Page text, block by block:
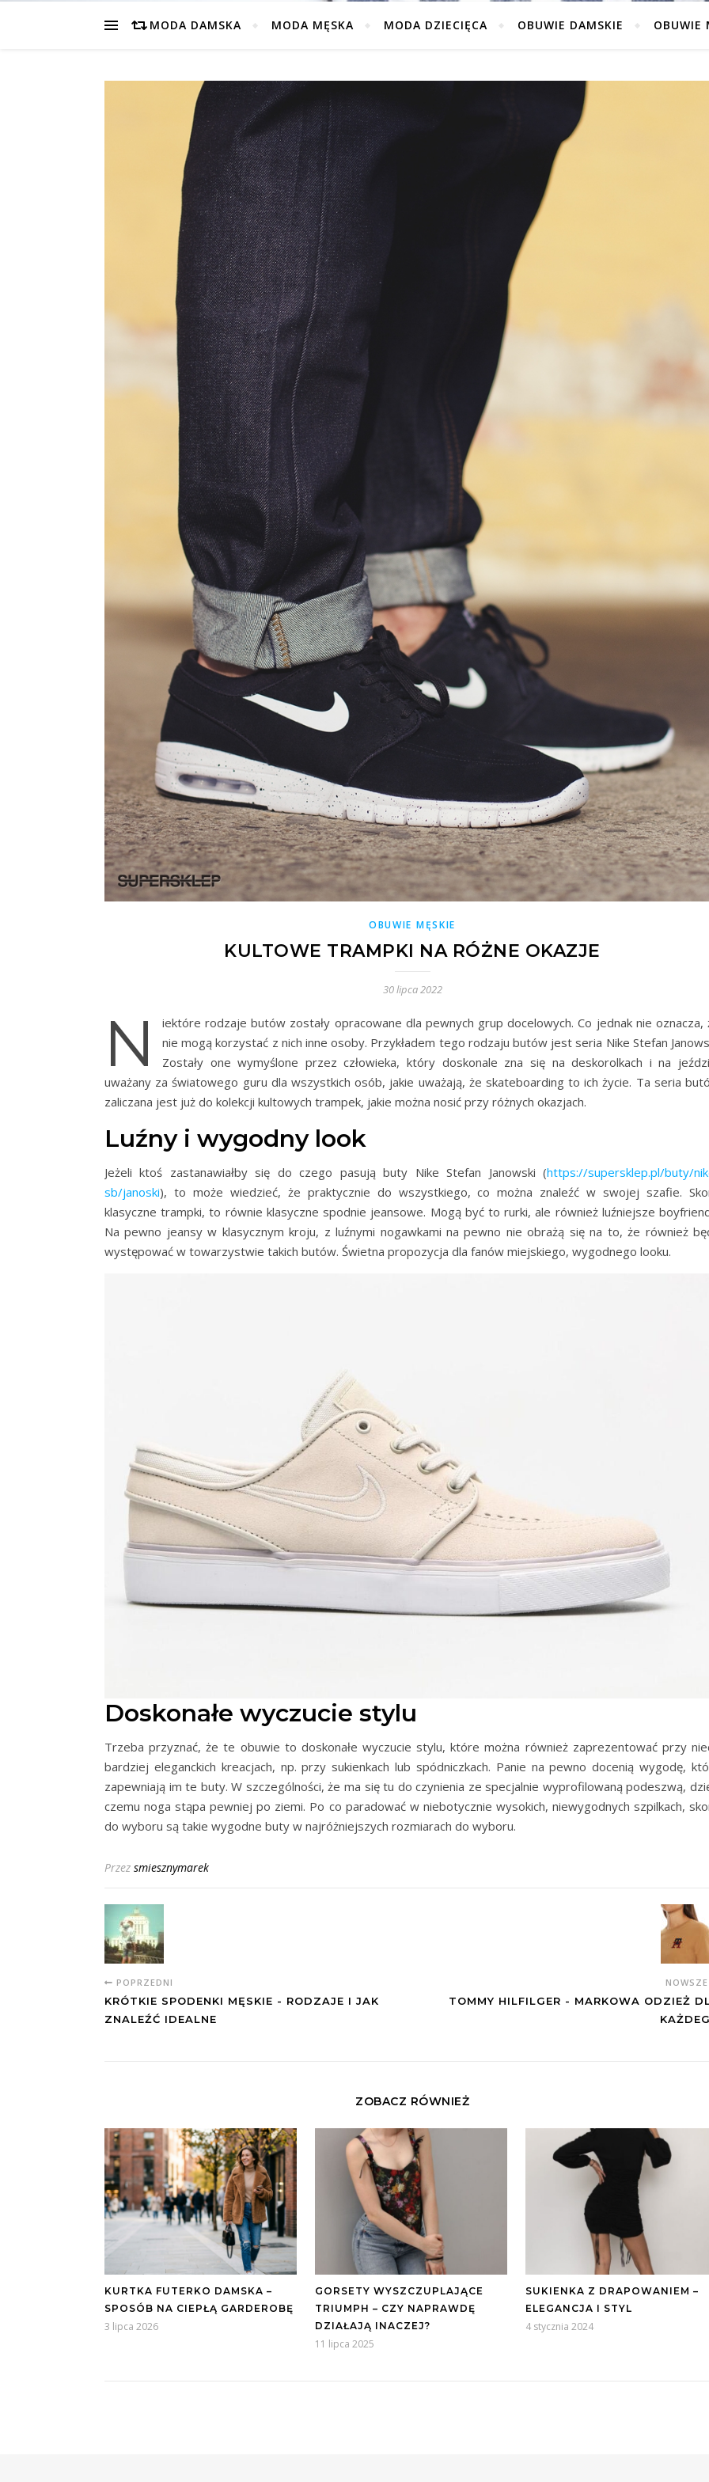
MODA DAMSKA MODA MĘSKA MODA DZIECIĘCA OBUWIE DAMSKIE OBUWIE
OBUWIE MĘSKIE
KULTOWE TRAMPKI NA RÓŻNE OKAZJE
30 lipca 2022
N
iektóre rodzaje butów zostały opracowane dla pewnych grup docelowych. Co jednak nie oznacza,
nie mogą korzystać z nich inne osoby. Przykładem tego rodzaju butów jest seria Nike Stefan
Zostały one wymyślone przez człowieka, który doskonale zna się na deskorolkach i na
uważany za światowego guru dla wszystkich osób, jakie uważają, że skateboarding to ich życie. Ta seria
zaliczana jest już do kolekcji kultowych trampek, jakie można nosić przy różnych okazjach.
Luźny i wygodny look
Jeżeli ktoś zastanawiałby się do czego pasują buty Nike Stefan Janowski (https://supersklep.pl/buty/
sb/janoski), to może wiedzieć, że praktycznie do wszystkiego, co można znaleźć w swojej szafie.
klasyczne trampki, to równie klasyczne spodnie jeansowe. Mogą być to rurki, ale również luźniejsze
Na pewno jeansy w klasycznym kroju, z luźnymi nogawkami na pewno nie obrażą się na to, że również
występować w towarzystwie takich butów. Świetna propozycja dla fanów miejskiego, wygodnego looku.
Doskonałe wyczucie stylu
Trzeba przyznać, że te obuwie to doskonałe wyczucie stylu, które można również zaprezentować przy
bardziej eleganckich kreacjach, np. przy sukienkach lub spódniczkach. Panie na pewno docenią wygodę,
zapewniają im te buty. W szczególności, że ma się tu do czynienia ze specjalnie wyprofilowaną podeszwą,
czemu noga stąpa pewniej po ziemi. Po co paradować w niebotycznie wysokich, niewygodnych szpilkach,
do wyboru są takie wygodne buty w najróżniejszych rozmiarach do wyboru.
Przez smiesznymarek
POPRZEDNI
KRÓTKIE SPODENKI MĘSKIE - RODZAJE I JAK
ZNALEŹĆ IDEALNE
NOWSZE
TOMMY HILFILGER - MARKOWA ODZIEŻ
ZOBACZ RÓWNIEŻ
KURTKA FUTERKO DAMSKA –
SPOSÓB NA CIEPŁĄ GARDEROBĘ
3 lipca 2026
GORSETY WYSZCZUPLAJĄCE
TRIUMPH – CZY NAPRAWDĘ
DZIAŁAJĄ INACZEJ?
11 lipca 2025
SUKIENKA Z DRAPOWANIEM –
ELEGANCJA I STYL
4 stycznia 2024